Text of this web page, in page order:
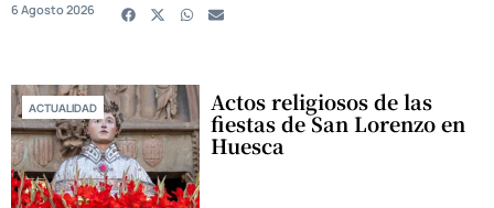
6 Agosto 2026
ACTUALIDAD Actos religiosos de las
fiestas de San Lorenzo en
Huesca